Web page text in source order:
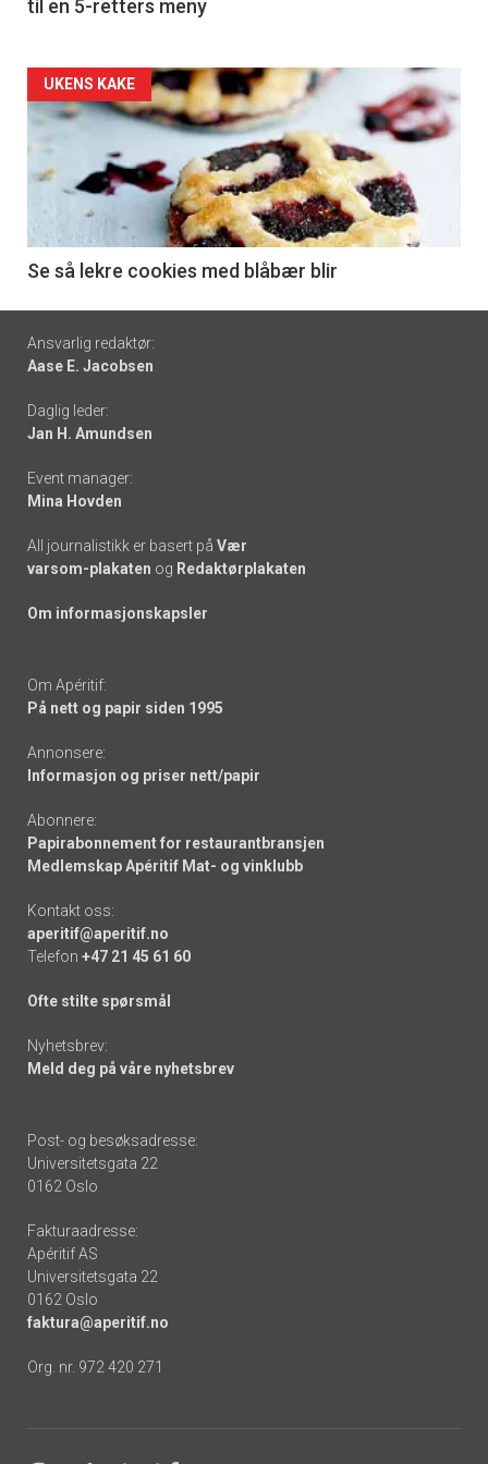
til en 5-retters meny
Forsiden
akkurat
nå
6
UKENS KAKE
Se så lekre cookies med blåbær blir
Footer
-
links
Ansvarlig redaktør:
Aase E. Jacobsen
Daglig leder:
Jan H. Amundsen
Event manager:
Mina Hovden
All journalistikk er basert på Vær
varsom-plakaten og Redaktørplakaten
Om informasjonskapsler
Om Apéritif:
På nett og papir siden 1995
Annonsere:
Informasjon og priser nett/papir
Abonnere:
Papirabonnement for restaurantbransjen
Medlemskap Apéritif Mat- og vinklubb
Kontakt oss:
aperitif@aperitif.no
Telefon +47 21 45 61 60
Ofte stilte spørsmål
Nyhetsbrev:
Meld deg på våre nyhetsbrev
Post- og besøksadresse:
Universitetsgata 22
0162 Oslo
Fakturaadresse:
Apéritif AS
Universitetsgata 22
0162 Oslo
faktura@aperitif.no
Org. nr. 972 420 271